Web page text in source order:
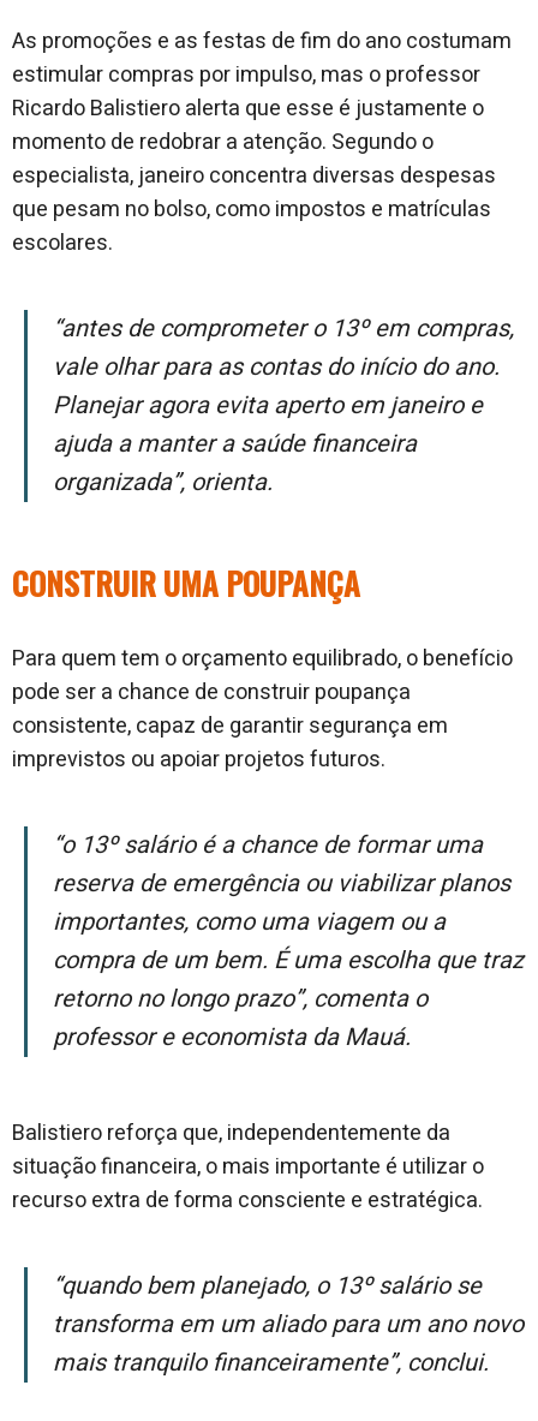
As promoções e as festas de fim do ano costumam
estimular compras por impulso, mas o professor
Ricardo Balistiero alerta que esse é justamente o
momento de redobrar a atenção. Segundo o
especialista, janeiro concentra diversas despesas
que pesam no bolso, como impostos e matrículas
escolares.
“Antes de comprometer o 13º em compras,
vale olhar para as contas do início do ano.
Planejar agora evita aperto em janeiro e
ajuda a manter a saúde financeira
organizada”, orienta.
CONSTRUIR UMA POUPANÇA
Para quem tem o orçamento equilibrado, o benefício
pode ser a chance de construir poupança
consistente, capaz de garantir segurança em
imprevistos ou apoiar projetos futuros.
“O 13º salário é a chance de formar uma
reserva de emergência ou viabilizar planos
importantes, como uma viagem ou a
compra de um bem. É uma escolha que traz
retorno no longo prazo”, comenta o
professor e economista da Mauá.
Balistiero reforça que, independentemente da
situação financeira, o mais importante é utilizar o
recurso extra de forma consciente e estratégica.
“Quando bem planejado, o 13º salário se
transforma em um aliado para um ano novo
mais tranquilo financeiramente”, conclui.